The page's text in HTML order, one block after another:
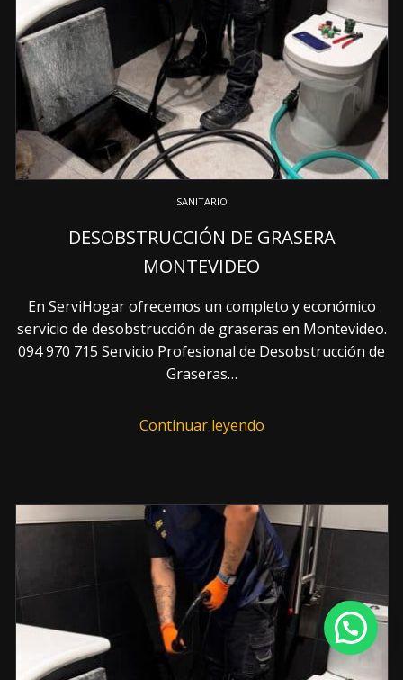
SANITARIO
DESOBSTRUCCIÓN DE GRASERA
MONTEVIDEO
En ServiHogar ofrecemos un completo y económico
servicio de desobstrucción de graseras en Montevideo.
094 970 715 Servicio Profesional de Desobstrucción de
Graseras…
Continuar leyendo